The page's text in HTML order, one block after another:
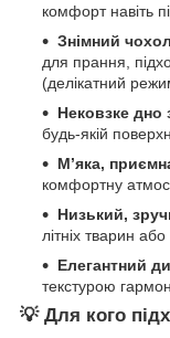
комфорт навіть
Знімний
для прання,
(делікатний
Нековзке дно
будь-якій
М’яка,
комфортну
Низький,
літніх тварин
Елегантний
текстурою
💡 Для кого